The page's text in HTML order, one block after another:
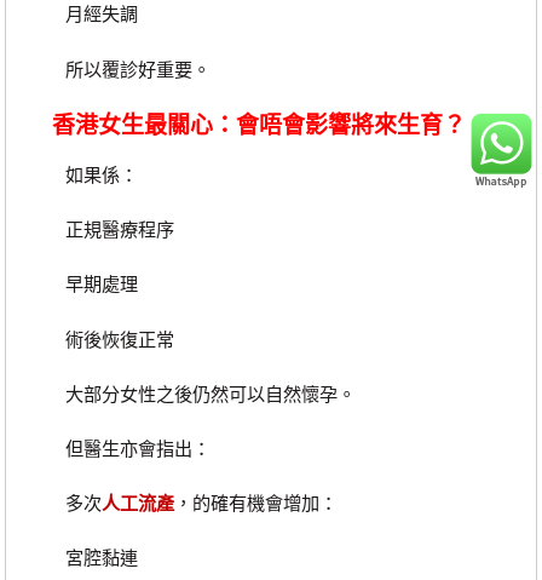
月經失調
所以覆診好重要。
香港女生最關心：會唔會影響將來生育？
如果係：
正規醫療程序
早期處理
術後恢復正常
大部分女性之後仍然可以自然懷孕。
但醫生亦會指出：
多次人工流產，的確有機會增加：
宮腔黏連